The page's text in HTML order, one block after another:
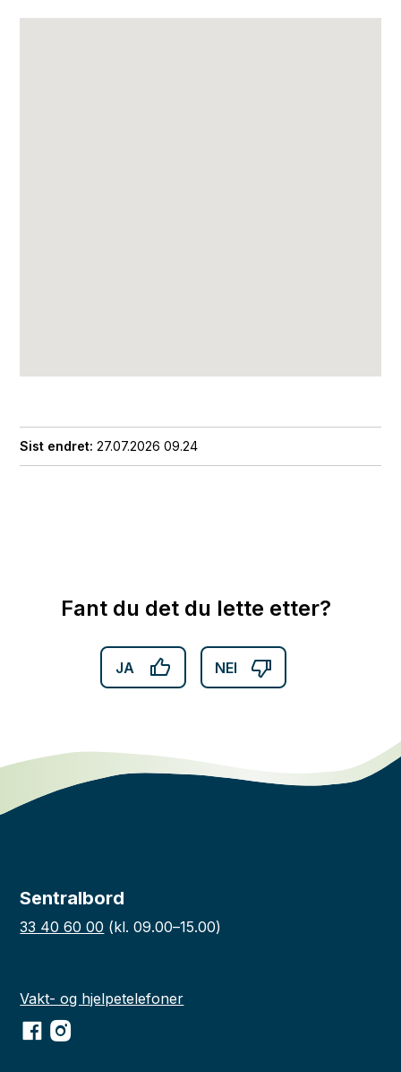
Sist endret 27.07.2026 09.24
Fant du det du lette etter?
JA NEI
Sentralbord
33 40 60 00 (kl. 09.00–15.00)
Vakt- og hjelpetelefoner
Facebook
Instagram